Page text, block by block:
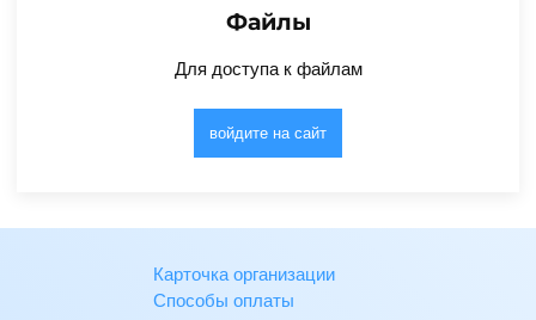
Файлы
Для доступа к файлам
войдите на сайт
Карточка организации
Способы оплаты